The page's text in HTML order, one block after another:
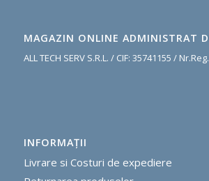
MAGAZIN ONLINE ADMINISTRAT
ALL TECH SERV S.R.L. / CIF: 35741155 /
INFORMAŢII
Livrare si Costuri de expediere